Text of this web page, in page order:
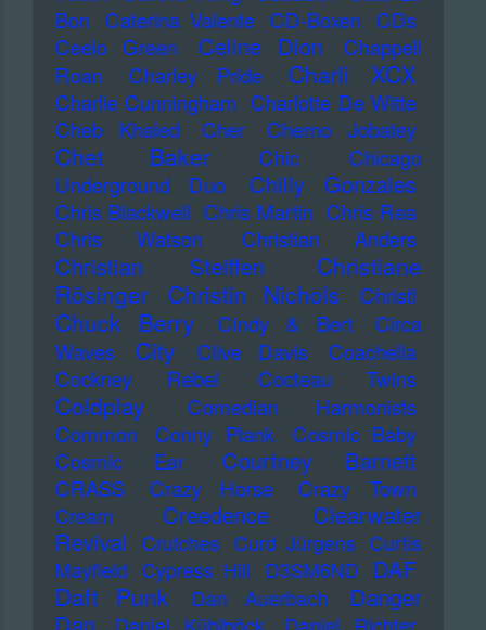
Bon
Caterina Valente CD-Boxen
CDs
Ceelo Green
Celine Dion
Chappell
Roan
Charley Pride Charli XCX
Charlie Cunningham Charlotte De Witte
Cheb Khaled
Cher Cherno Jobatey
Chet Baker Chic
Chicago
Underground Duo
Chilly Gonzales
Chris Blackwell Chris Martin Chris Rea
Chris Watson
Christian Anders
Christian Steiffen
Christiane
Rösinger
Christin Nichols Christl
Chuck Berry Cindy & Bert
Circa
Waves
City Clive Davis
Coachella
Cockney Rebel
Cocteau Twins
Coldplay
Comedian Harmonists
Common
Conny Plank
Cosmic Baby
Cosmic Ear
Courtney Barnett
CRASS Crazy Horse Crazy Town
Cream
Creedence Clearwater
Revival
Crutches Curd Jürgens Curtis
Mayfield Cypress Hill D3SM6ND DAF
Daft Punk Dan Auerbach
Danger